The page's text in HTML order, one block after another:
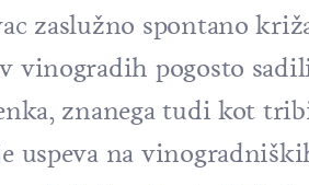
zaslužno spontano
vinogradih pogosto
znanega tudi kot
uspeva na